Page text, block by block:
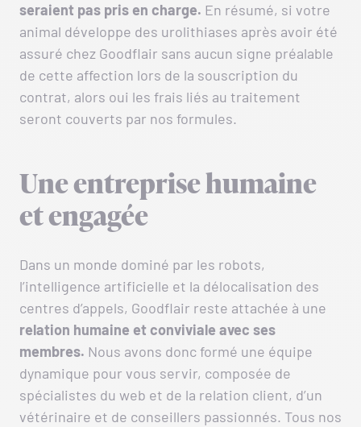
seraient pas pris en charge. En résumé, si votre
animal développe des urolithiases après avoir été
assuré chez Goodflair sans aucun signe préalable
de cette affection lors de la souscription du
contrat, alors oui les frais liés au traitement
seront couverts par nos formules.
Une entreprise humaine
et engagée
Dans un monde dominé par les robots,
l’intelligence artificielle et la délocalisation des
centres d’appels, Goodflair reste attachée à une
relation humaine et conviviale avec ses
membres. Nous avons donc formé une équipe
dynamique pour vous servir, composée de
spécialistes du web et de la relation client, d’un
vétérinaire et de conseillers passionnés. Tous nos